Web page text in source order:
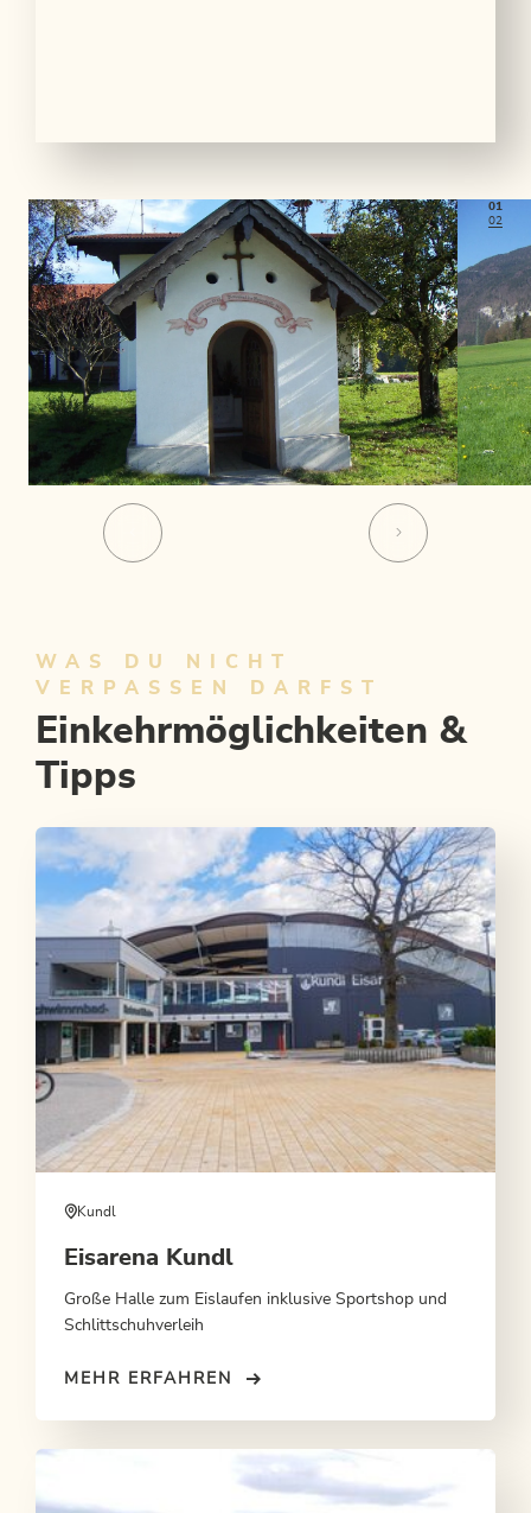
01
02
WAS DU NICHT
VERPASSEN DARFST
Einkehrmöglichkeiten &
Tipps
Kundl
Eisarena Kundl
Große Halle zum Eislaufen inklusive Sportshop und
Schlittschuhverleih
MEHR ERFAHREN